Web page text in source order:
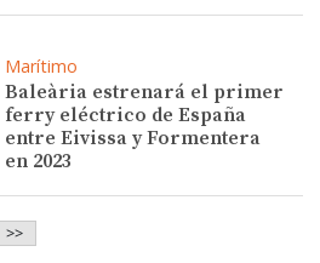
Marítimo
Baleària estrenará el primer
ferry eléctrico de España
entre Eivissa y Formentera
en 2023
>>